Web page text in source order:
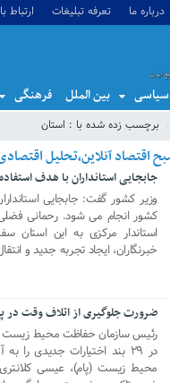
درباره ما تعرفه تبلیغات ارتباط
سیاسی بین الملل فرهنگی
برچسب زده شده با : استان
جابجایی استانداران با هدف
وزیر کشور گفت: جابجایی
کشور انجام می شود. رحمانی
استاندار مرکزی به این استان
خبرنگاران، ایجاد تجربه جدید و
ضرورت جلوگیری از اتلاف وقت
رئیس سازمان حفاظت محیط زیست
در ۲۹ بند اختیارات جدیدی
محیط زیست (پام)، عیسی